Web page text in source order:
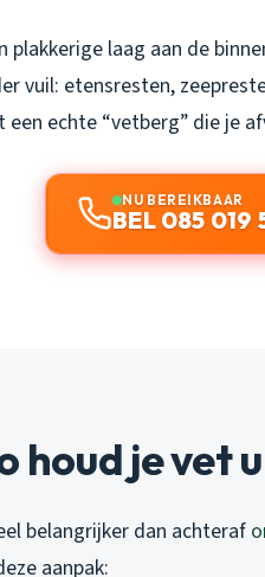
laag aan de
vuil: etensresten,
echte “vetberg” die je
NU BEREIKBAAR
BEL 085 019
houd je vet
belangrijker dan achteraf
aanpak: